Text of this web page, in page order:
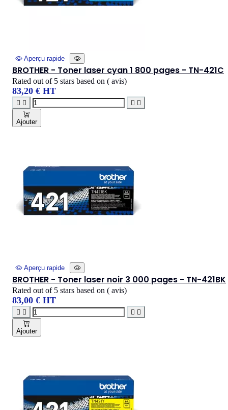
Aperçu rapide
BROTHER - Toner laser cyan 1 800 pages - TN-421C
Rated out of 5 stars based on ( avis)
83,20 € HT
   
Ajouter
Aperçu rapide
BROTHER - Toner laser noir 3 000 pages - TN-421BK
Rated out of 5 stars based on ( avis)
83,00 € HT
   
Ajouter